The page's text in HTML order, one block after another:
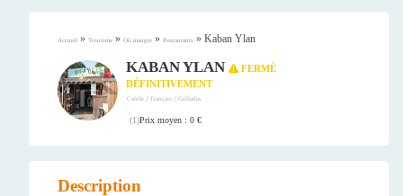
Accueil » Tourisme » Où manger » Restaurants » Kaban Ylan
KABAN YLAN
FERMÉ
DÉFINITIVEMENT
Créole / Français /Grillades
(1)Prix moyen : 0 €
Description